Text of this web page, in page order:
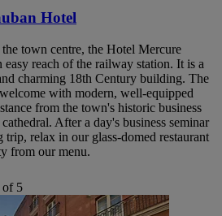
Hotel
town centre, the Hotel Mercure
reach of the railway station. It is a
charming 18th Century building. The
with modern, well-equipped
from the town's historic business
After a day's business seminar
trip, relax in our glass-domed restaurant
from our menu.
of 5